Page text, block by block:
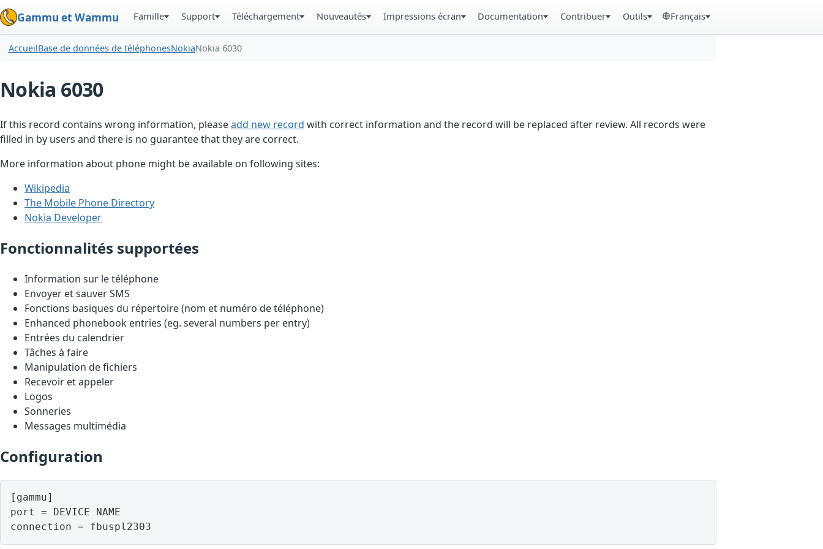
Gammu et Wammu Famille Support Téléchargement Nouveautés Impressions écran Documentation Contribuer Outils Français
AccueilBase de données de téléphonesNokiaNokia 6030
Nokia 6030
If this record contains wrong information, pleaseadd new record with correct information and the record will be replaced after review. All records were
filled in by users and there is no guarantee that they are correct.
More information about phone might be available on following sites:
Wikipedia
The Mobile Phone Directory
Nokia Developer
Fonctionnalités supportées
Information sur le téléphone
Envoyer et sauver SMS
Fonctions basiques du répertoire (nom et numéro de téléphone)
Enhanced phonebook entries (eg. several numbers per entry)
Entrées du calendrier
Tâches à faire
Manipulation de fichiers
Recevoir et appeler
Logos
Sonneries
Messages multimédia
Configuration
[gammu]
port = DEVICE NAME